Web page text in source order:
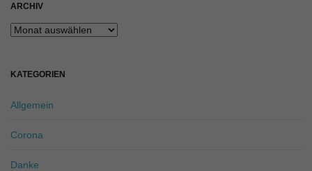
ARCHIV
Archiv
KATEGORIEN
Allgemein
Corona
Danke